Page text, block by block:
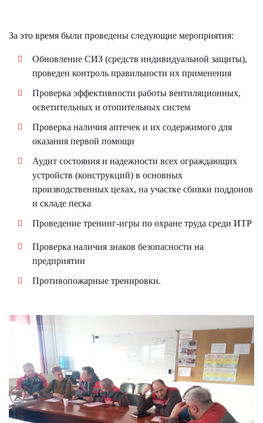
За это время были проведены следующие мероприятия:
Обновление СИЗ (средств индивидуальной защиты),
проведен контроль правильности их применения
Проверка эффективности работы вентиляционных,
осветительных и отопительных систем
Проверка наличия аптечек и их содержимого для
оказания первой помощи
Аудит состояния и надежности всех ограждающих
устройств (конструкций) в основных
производственных цехах, на участке сбивки поддонов
и складе песка
Проведение тренинг-игры по охране труда среди ИТР
Проверка наличия знаков безопасности на
предприятии
Противопожарные тренировки.